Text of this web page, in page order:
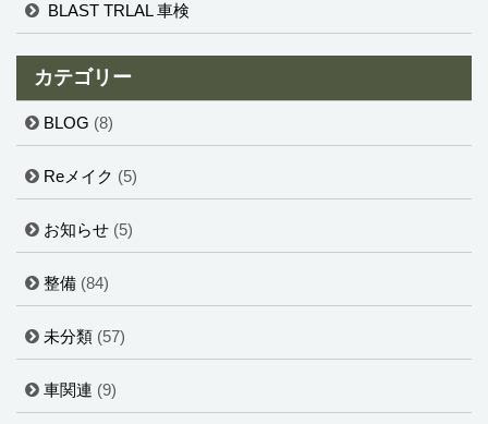
BLAST TRLAL 車検
カテゴリー
BLOG (8)
Reメイク (5)
お知らせ (5)
整備 (84)
未分類 (57)
車関連 (9)